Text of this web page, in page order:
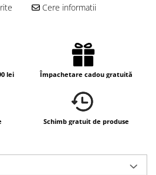
Cere informatii
lei Împachetare cadou gratuită
Schimb gratuit de produse